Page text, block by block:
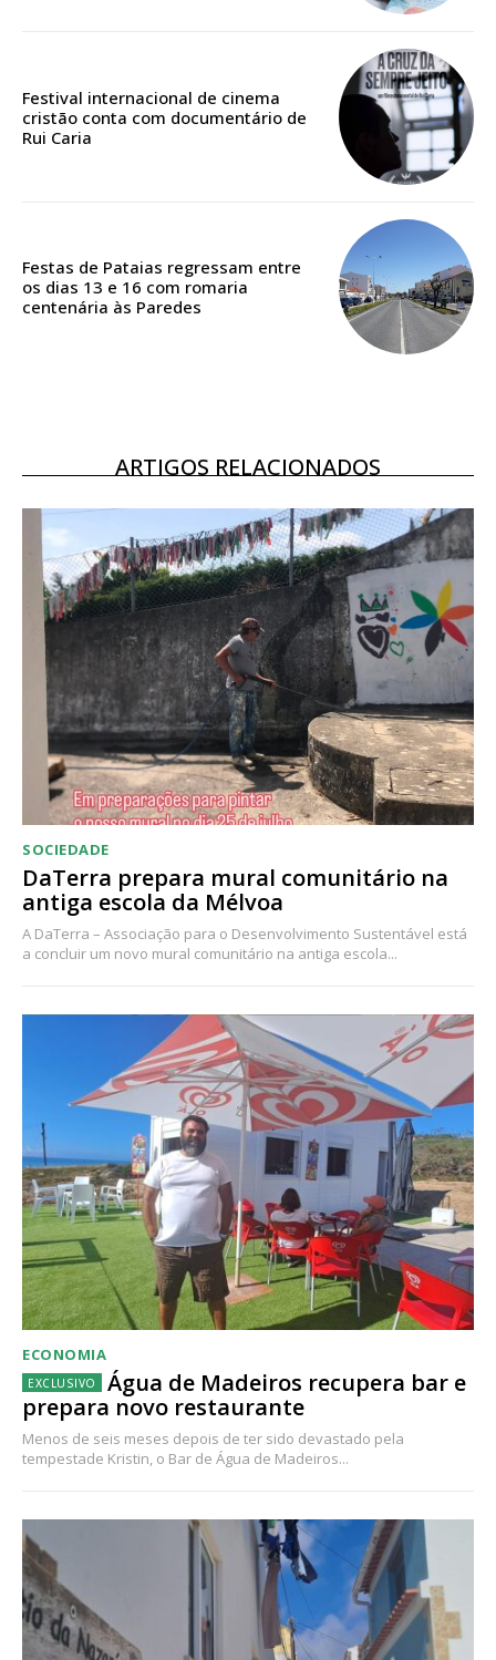
Acesso aos conteúdos Exclusivos para
assinantes
12 meses
Acesso ao conteúdo online
Acesso aos conteúdos Exclusivos para
assinantes
Ofertas para assinatura anual
Escolha o plano
Festival internacional de cinema
cristão conta com documentário de
Rui Caria
Festas de Pataias regressam entre
os dias 13 e 16 com romaria
centenária às Paredes
ARTIGOS RELACIONADOS
SOCIEDADE
DaTerra prepara mural comunitário na
antiga escola da Mélvoa
A DaTerra – Associação para o Desenvolvimento Sustentável está
a concluir um novo mural comunitário na antiga escola...
ECONOMIA
Água de Madeiros recupera bar e
prepara novo restaurante
Menos de seis meses depois de ter sido devastado pela
tempestade Kristin, o Bar de Água de Madeiros...